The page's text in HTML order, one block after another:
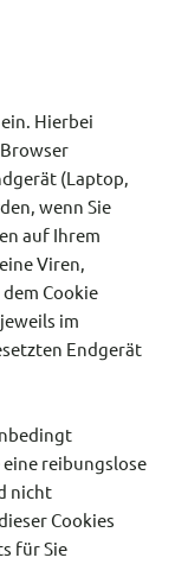
Hierbei
(Laptop,
wenn Sie
auf Ihrem
Viren,
Cookie
im
Endgerät
reibungslose
nicht
Cookies
für Sie